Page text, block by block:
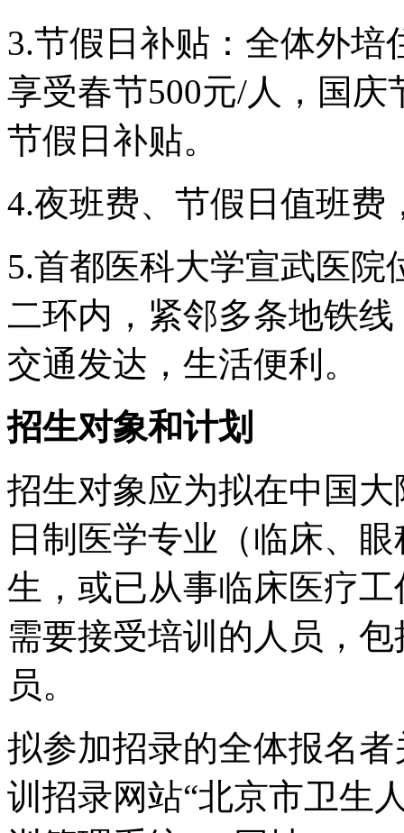
3.节假日补贴：全体外
享受春节500元/人，国庆
节假日补贴。
4.夜班费、节假日值班费
5.首都医科大学宣武医
二环内，紧邻多条地铁
交通发达，生活便利。
招生对象和计划
招生对象应为拟在中国
日制医学专业（临床、
生，或已从事临床医疗
需要接受培训的人员，
员。
拟参加招录的全体报名
训招录网站“北京市卫生